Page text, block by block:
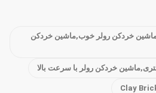
خردکن رولر خوب,ماشین خردکن
خردکن رولر با سرعت بالا
Clay